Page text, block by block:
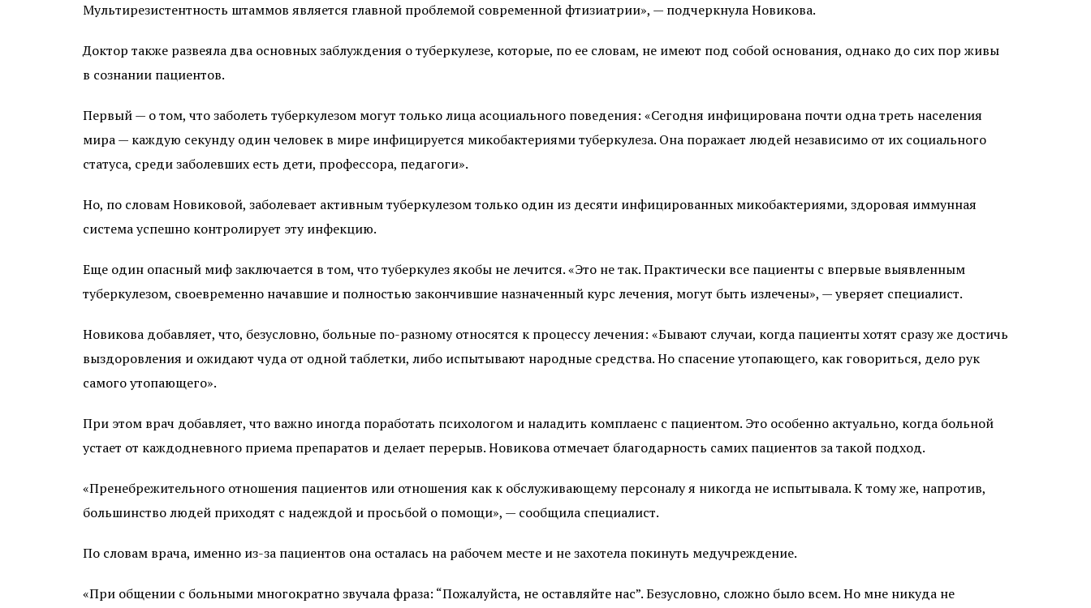
Мультирезистентность штаммов является главной проблемой современной фтизиатрии», — подчеркнула Новикова.
Доктор также развеяла два основных заблуждения о туберкулезе, которые, по ее словам, не имеют под собой основания, однако до сих пор живы
в сознании пациентов.
Первый — о том, что заболеть туберкулезом могут только лица асоциального поведения: «Сегодня инфицирована почти одна треть населения
мира — каждую секунду один человек в мире инфицируется микобактериями туберкулеза. Она поражает людей независимо от их социального
статуса, среди заболевших есть дети, профессора, педагоги».
Но, по словам Новиковой, заболевает активным туберкулезом только один из десяти инфицированных микобактериями, здоровая иммунная
система успешно контролирует эту инфекцию.
Еще один опасный миф заключается в том, что туберкулез якобы не лечится. «Это не так. Практически все пациенты с впервые выявленным
туберкулезом, своевременно начавшие и полностью закончившие назначенный курс лечения, могут быть излечены», — уверяет специалист.
Новикова добавляет, что, безусловно, больные по-разному относятся к процессу лечения: «Бывают случаи, когда пациенты хотят сразу же достичь
выздоровления и ожидают чуда от одной таблетки, либо испытывают народные средства. Но спасение утопающего, как говориться, дело рук
самого утопающего».
При этом врач добавляет, что важно иногда поработать психологом и наладить комплаенс с пациентом. Это особенно актуально, когда больной
устает от каждодневного приема препаратов и делает перерыв. Новикова отмечает благодарность самих пациентов за такой подход.
«Пренебрежительного отношения пациентов или отношения как к обслуживающему персоналу я никогда не испытывала. К тому же, напротив,
большинство людей приходят с надеждой и просьбой о помощи», — сообщила специалист.
По словам врача, именно из-за пациентов она осталась на рабочем месте и не захотела покинуть медучреждение.
«При общении с больными многократно звучала фраза: “Пожалуйста, не оставляйте нас”. Безусловно, сложно было всем. Но мне никуда не